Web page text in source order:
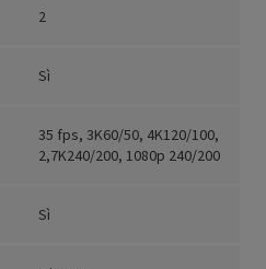
2
Sì
35 fps, 3K60/50, 4K120/100,
2,7K240/200, 1080p 240/200
Sì